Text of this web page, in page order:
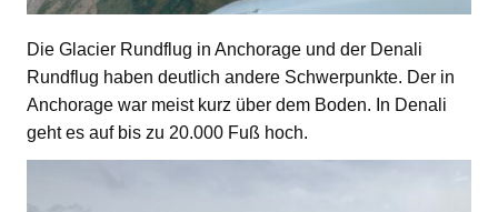
Die Glacier Rundflug in Anchorage und der Denali
Rundflug haben deutlich andere Schwerpunkte. Der in
Anchorage war meist kurz über dem Boden. In Denali
geht es auf bis zu 20.000 Fuß hoch.